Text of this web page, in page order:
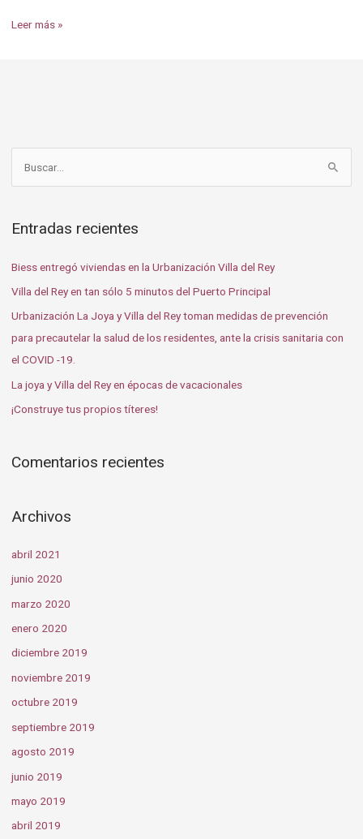
Leer más »
c
o
r
Entradas recientes
Biess entregó viviendas en la Urbanización Villa del Rey
Villa del Rey en tan sólo 5 minutos del Puerto Principal
Urbanización La Joya y Villa del Rey toman medidas de prevención
para precautelar la salud de los residentes, ante la crisis sanitaria con
el COVID -19.
La joya y Villa del Rey en épocas de vacacionales
¡Construye tus propios títeres!
Comentarios recientes
Archivos
abril 2021
junio 2020
marzo 2020
enero 2020
diciembre 2019
noviembre 2019
octubre 2019
septiembre 2019
agosto 2019
junio 2019
mayo 2019
abril 2019